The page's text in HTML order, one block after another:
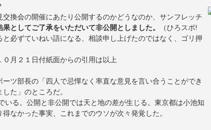
換会の開催にあたり公開するのかどうなのか、サンフレッチ
としてご了承をいただいて非公開としました。
（ひろスポ!
必ずていねい語になる、相談申し上げたのではなく、ゴリ押
月２１日付紙面からの引用は以上
ツ部長の「四人で忌憚なく率直な意見を言い合うことができ
た」のところだ。
いる。公開と非公開では天と地の差が生じる。東京都は小池知
なかった事実、これまでのウソが次々発覚した。